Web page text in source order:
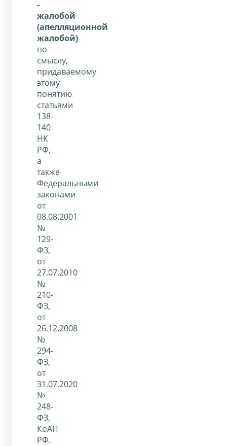
-
жалобой
(апелляционной
жалобой)
по
смыслу,
придаваемому
этому
понятию
статьями
138-
140
НК
РФ,
а
также
Федеральными
законами
от
08.08.2001
№
129-
ФЗ,
от
27.07.2010
№
210-
ФЗ,
от
26.12.2008
№
294-
ФЗ,
от
31.07.2020
№
248-
ФЗ,
КоАП
РФ.